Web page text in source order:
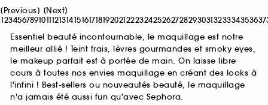
[Previous] [Next]
12345678910111213141516171819202122232425262728293031323334353637
Essentiel beauté incontournable, le maquillage est notre
meilleur allié ! Teint frais, lèvres gourmandes et smoky eyes,
le makeup parfait est à portée de main. On laisse libre
cours à toutes nos envies maquillage en créant des looks à
l'infini ! Best-sellers ou nouveautés beauté, le maquillage
n'a jamais été aussi fun qu'avec Sephora.